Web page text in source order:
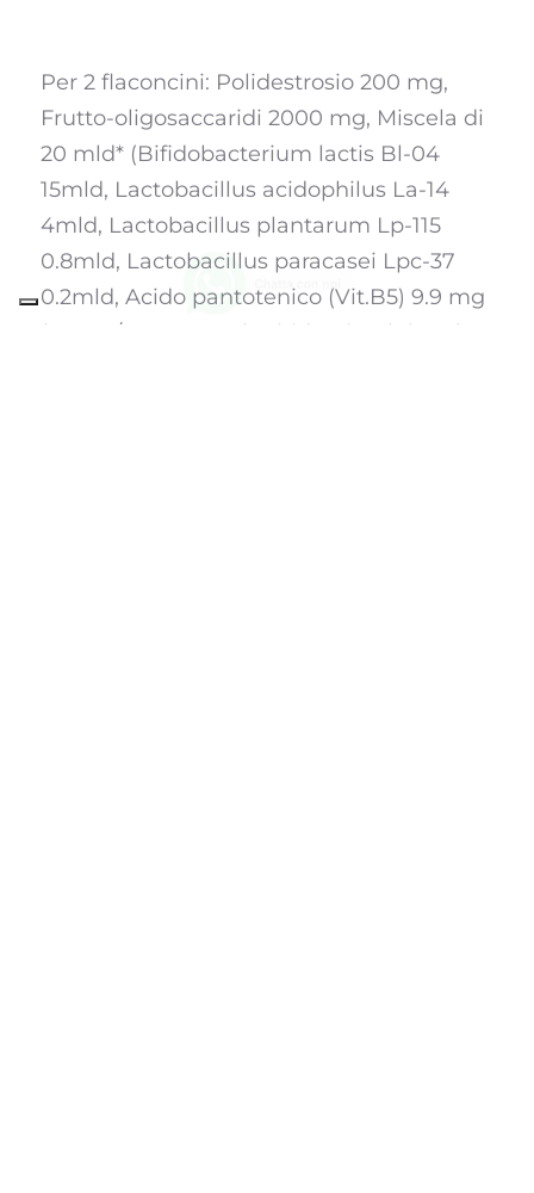
Per 2 flaconcini: Polidestrosio 200 mg,
Frutto-oligosaccaridi 2000 mg, Miscela di
20 mld* (Bifidobacterium lactis Bl-04
15mld, Lactobacillus acidophilus La-14
4mld, Lactobacillus plantarum Lp-115
0.8mld, Lactobacillus paracasei Lpc-37
0.2mld, Acido pantotenico (Vit.B5) 9.9 mg
(%VNR/2 FLC: 165%), Piridossina (Vit.B6)